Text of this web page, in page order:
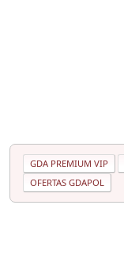
GDA PREMIUM VIP
OFERTAS GDAPOL